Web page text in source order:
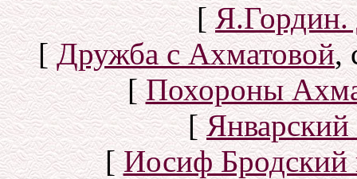
[Я.Гордин.
[Дружба с Ахматовой,
[Похороны
[Январский
[Иосиф Бродский